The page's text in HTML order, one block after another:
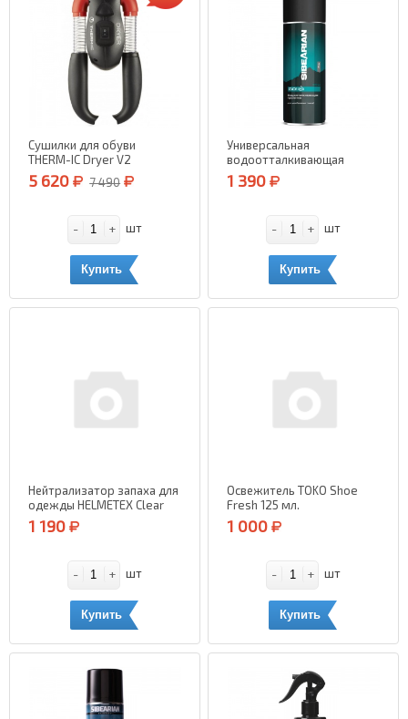
Сушилки для обуви
THERM-IC Dryer V2
5 620 7 490
- + шт
Купить
Универсальная
водоотталкивающая
пропитка SIBEARIAN Pro
Go (аэрозоль) 400 мл.
1 390
- + шт
Купить
Нейтрализатор запаха для
одежды HELMETEX Clear
(Нейтральный) 400 мл.
1 190
- + шт
Купить
Освежитель TOKO Shoe
Fresh 125 мл.
1 000
- + шт
Купить